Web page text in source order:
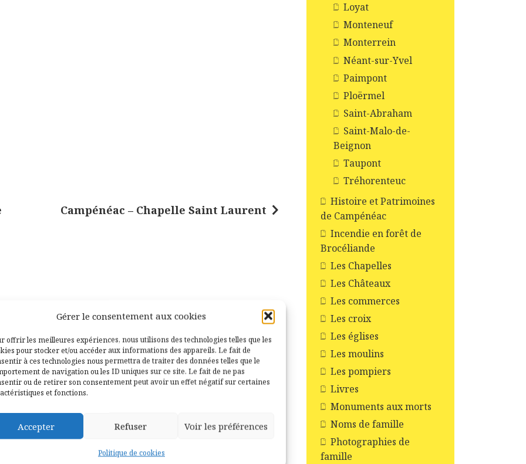
Gérer le consentement aux cookies
offrir les meilleures expériences, nous utilisons des technologies telles que les
pour stocker et/ou accéder aux informations des appareils. Le fait de
à ces technologies nous permettra de traiter des données telles que le
de navigation ou les ID uniques sur ce site. Le fait de ne pas
ou de retirer son consentement peut avoir un effet négatif sur certaines
et fonctions.
Accepter Refuser Voir les préférences
Politique de cookies
Campénéac – Chapelle Saint Laurent
Les champs obligatoires sont indiqués avec
Loyat
Monteneuf
Monterrein
Néant-sur-Yvel
Paimpont
Ploërmel
Saint-Abraham
Saint-Malo-de-
Beignon
Taupont
Tréhorenteuc
Histoire et Patrimoines
de Campénéac
Incendie en forêt de
Brocéliande
Les Chapelles
Les Châteaux
Les commerces
Les croix
Les églises
Les moulins
Les pompiers
Livres
Monuments aux morts
Noms de famille
Photographies de
famille